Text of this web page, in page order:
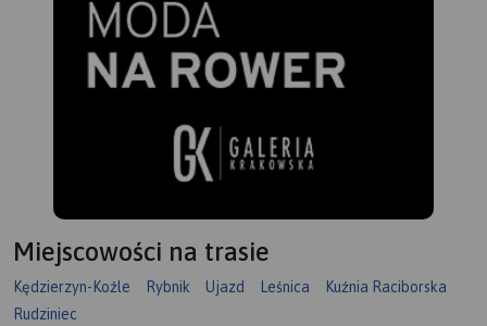
Miejscowości na trasie
Kędzierzyn-Koźle Rybnik Ujazd Leśnica
Kuźnia Raciborska
Rudziniec